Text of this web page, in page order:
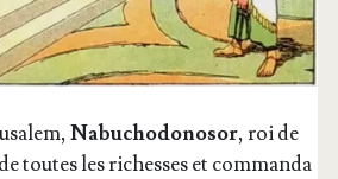
Nabu­cho­do­no­sor, roi de
toutes les richesses et com­man­da